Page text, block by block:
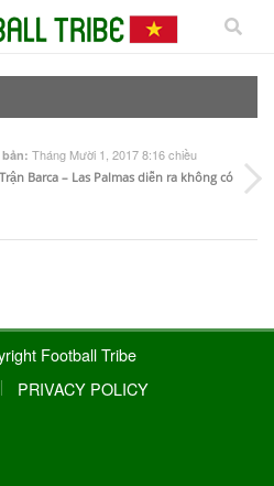
Tháng Mười 1, 2017 8:16 chiều
Barca – Las Palmas diễn ra không có
Football Tribe
PRIVACY POLICY